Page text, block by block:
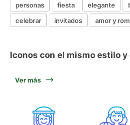
personas fiesta elegante
celebrar
invitados amor y
Iconos con el mismo estilo
Ver más